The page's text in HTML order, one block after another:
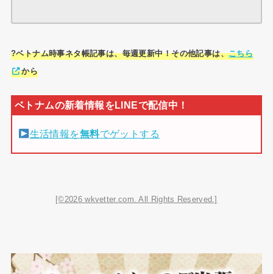
?ベトナム時事ネタ帳記事は、毎週更新中！その他記事は、こちら
から
生活情報を無料でゲットする
[©2026 wkvetter.com. All Rights Reserved.]